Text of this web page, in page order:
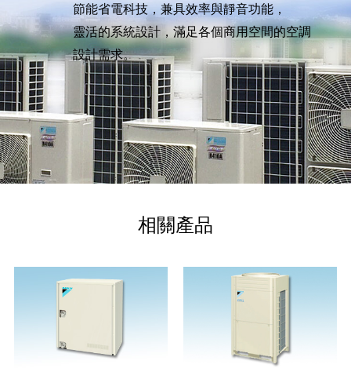
節能省電科技，兼具效率與靜音功能，
靈活的系統設計，滿足各個商用空間的空調
設計需求。
相關產品